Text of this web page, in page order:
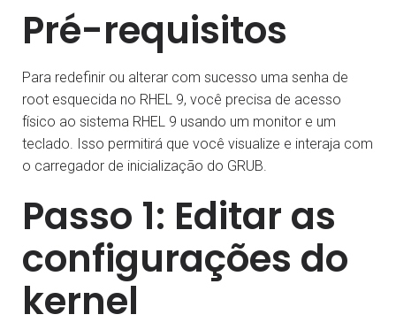
Pré-requisitos
Para redefinir ou alterar com sucesso uma senha de
root esquecida no RHEL 9, você precisa de acesso
físico ao sistema RHEL 9 usando um monitor e um
teclado. Isso permitirá que você visualize e interaja com
o carregador de inicialização do GRUB.
Passo 1: Editar as
configurações do
kernel